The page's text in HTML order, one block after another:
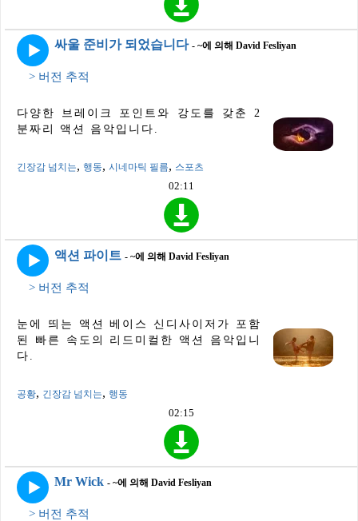
싸울 준비가 되었습니다 - ~에 의해 David Fesliyan
> 버전 추적
다양한 브레이크 포인트와 강도를 갖춘 2
분짜리 액션 음악입니다.
긴장감 넘치는, 행동, 시네마틱 필름, 스포츠
02:11
액션 파이트 - ~에 의해 David Fesliyan
> 버전 추적
눈에 띄는 액션 베이스 신디사이저가 포함
된 빠른 속도의 리드미컬한 액션 음악입니
다.
공황, 긴장감 넘치는, 행동
02:15
Mr Wick - ~에 의해 David Fesliyan
> 버전 추적